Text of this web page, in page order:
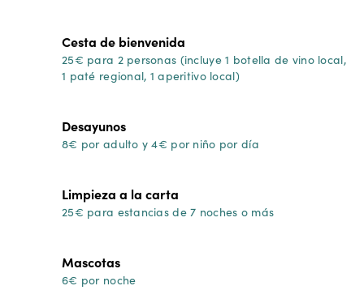
Cesta de bienvenida
25€ para 2 personas (incluye 1 botella de vino local,
1 paté regional, 1 aperitivo local)
Desayunos
8€ por adulto y 4€ por niño por día
Limpieza a la carta
25€ para estancias de 7 noches o más
Mascotas
6€ por noche